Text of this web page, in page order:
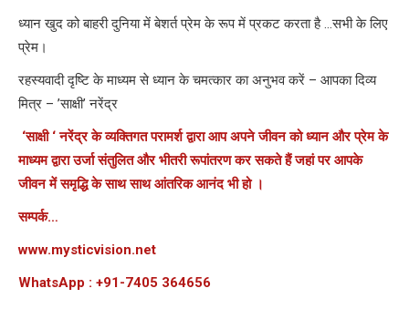
ध्यान खुद को बाहरी दुनिया में बेशर्त प्रेम के रूप में प्रकट करता है …सभी के लिए
प्रेम।
रहस्यवादी दृष्टि के माध्यम से ध्यान के चमत्कार का अनुभव करें – आपका दिव्य
मित्र – ’साक्षी’ नरेंद्र
‘साक्षी ‘ नरेंद्र के व्यक्तिगत परामर्श द्वारा आप अपने जीवन को ध्यान और प्रेम के
माध्यम द्वारा उर्जा संतुलित और भीतरी रूपांतरण कर सकते हैं जहां पर आपके
जीवन में समृद्धि के साथ साथ आंतरिक आनंद भी हो ।
सम्पर्क…
www.mysticvision.net
WhatsApp : +91-7405 364656